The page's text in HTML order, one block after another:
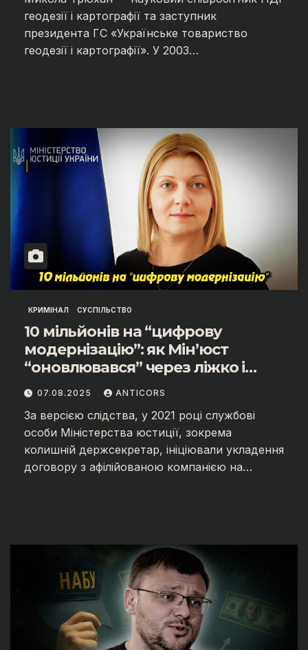
геодезії і картографії та заступник
президента ГС «Українське товариство
геодезії і картографії». У 2003…
КРИМІНАЛ СУСПІЛЬСТВО
10 мільйонів на “цифрову
модернізацію”: як Мін’юст
“оновлювався” через ліжко і
фіктивні тендери
07.08.2025 ANTICORS
За версією слідства, у 2021 році службові
особи Міністерства юстиції, зокрема
колишній держсекретар, ініціювали укладення
договору з афілійованою компанією на…